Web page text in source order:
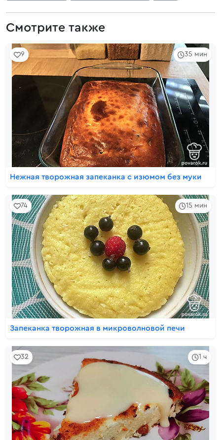
Смотрите также
35 мин
9
Нежная творожная запеканка с изюмом без муки
15 мин
74
Запеканка творожная в микроволновой печи
1 ч
32